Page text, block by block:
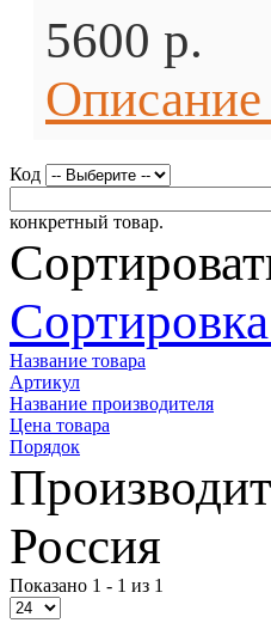
5600 p.
Описание
Код
конкретный товар.
Название товара
Артикул
Название производителя
Цена товара
Порядок
Россия
Показано 1 - 1 из 1